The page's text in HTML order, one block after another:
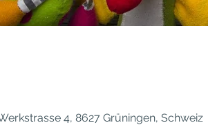
4, 8627 Grüningen, Schweiz